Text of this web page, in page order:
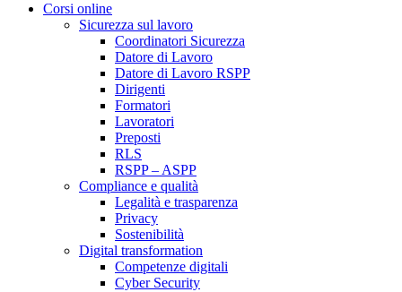
Corsi online
Sicurezza sul lavoro
Coordinatori Sicurezza
Datore di Lavoro
Datore di Lavoro RSPP
Dirigenti
Formatori
Lavoratori
Preposti
RLS
RSPP – ASPP
Compliance e qualità
Legalità e trasparenza
Privacy
Sostenibilità
Digital transformation
Competenze digitali
Cyber Security